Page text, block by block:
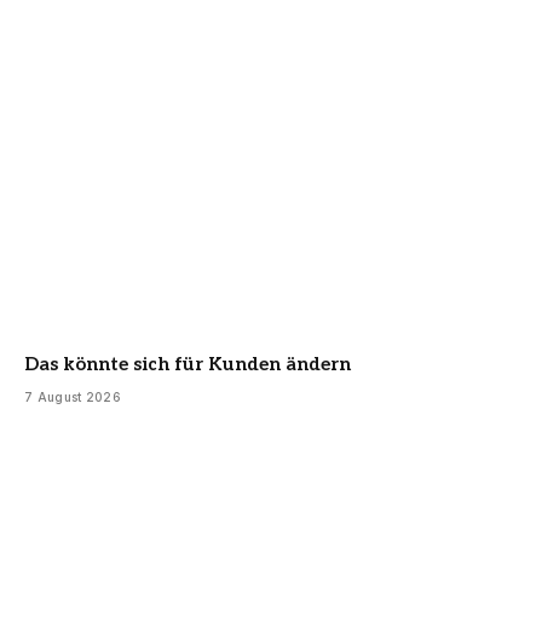
Das könnte sich für Kunden ändern
7 August 2026